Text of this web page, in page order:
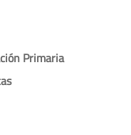
Primaria